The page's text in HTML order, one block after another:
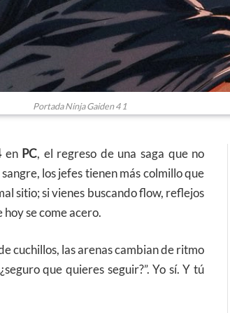
Portada Ninja Gaiden 4 1
en PC, el regreso de una saga que no
los jefes tienen más colmillo que
sitio; si vienes buscando flow, reflejos
se come acero.
cuchillos, las arenas cambian de ritmo
que quieres seguir?”. Yo sí. Y tú